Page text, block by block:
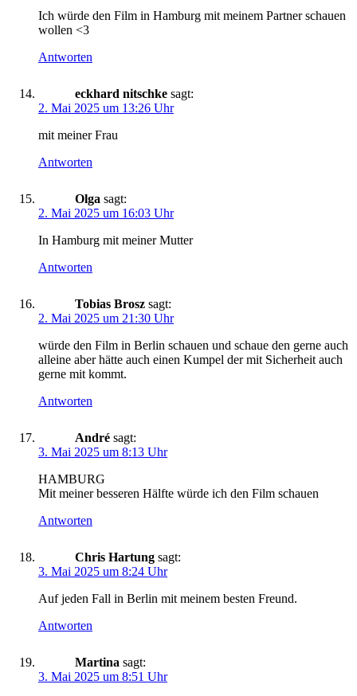
Ich würde den Film in Hamburg mit meinem Partner schauen
wollen <3
Antworten
eckhard nitschke sagt:
2. Mai 2025 um 13:26 Uhr
mit meiner Frau
Antworten
Olga sagt:
2. Mai 2025 um 16:03 Uhr
In Hamburg mit meiner Mutter
Antworten
Tobias Brosz sagt:
2. Mai 2025 um 21:30 Uhr
würde den Film in Berlin schauen und schaue den gerne auch
alleine aber hätte auch einen Kumpel der mit Sicherheit auch
gerne mit kommt.
Antworten
André sagt:
3. Mai 2025 um 8:13 Uhr
HAMBURG
Mit meiner besseren Hälfte würde ich den Film schauen
Antworten
Chris Hartung sagt:
3. Mai 2025 um 8:24 Uhr
Auf jeden Fall in Berlin mit meinem besten Freund.
Antworten
Martina sagt:
3. Mai 2025 um 8:51 Uhr